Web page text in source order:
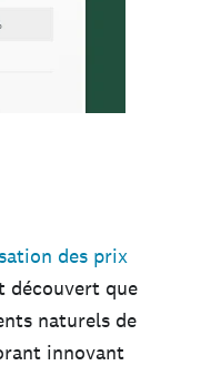
des prix
découvert que
naturels de
innovant